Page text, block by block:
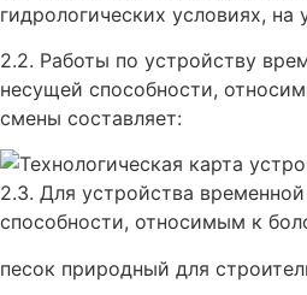
гидрологических условиях,
2.2. Работы по устройству
несущей способности,
смены составляет:
2.3. Для устройства
способности, относимым к
песок природный для